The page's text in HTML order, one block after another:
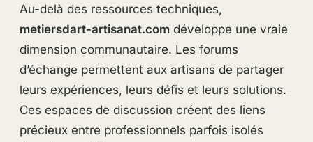
Au-delà des ressources techniques,
metiersdart-artisanat.comdéveloppe une vraie
dimension communautaire. Les forums
d’échange permettent aux artisans de partager
leurs expériences, leurs défis et leurs solutions.
Ces espaces de discussion créent des liens
précieux entre professionnels parfois isolés